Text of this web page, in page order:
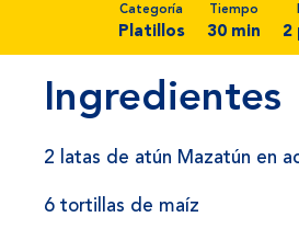
Categoría
Platillos
Tiempo
30 min 2
Ingredientes
2 latas de atún Mazatún en
6 tortillas de maíz